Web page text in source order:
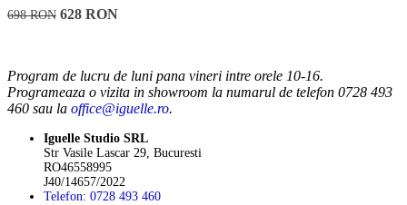
în
pagina
produsului.
698RON 628 RON
Program de lucru de luni pana vineri intre orele 10-16.
Programeaza o vizita in showroom la numarul de telefon 0728 493
460 sau la office@iguelle.ro.
Iguelle Studio SRL
Str Vasile Lascar 29, Bucuresti
RO46558995
J40/14657/2022
Telefon: 0728 493 460